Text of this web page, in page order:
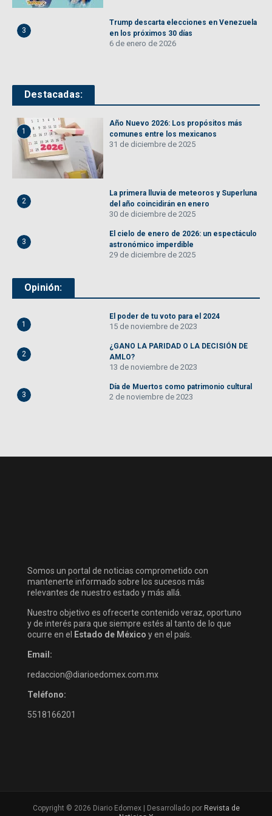
3
Trump descarta elecciones en Venezuela
en los próximos 30 días
6 de enero de 2026
Destacadas:
1
Año Nuevo 2026: Los propósitos más
comunes entre los mexicanos
31 de diciembre de 2025
2
La primera lluvia de meteoros y Superluna
del año coincidirán en enero
30 de diciembre de 2025
3
El cielo de enero de 2026: un espectáculo
astronómico imperdible
29 de diciembre de 2025
Opinión:
1
El poder de tu voto para el 2024
15 de noviembre de 2023
2
¿GANO LA PARIDAD O LA DECISIÓN DE
AMLO?
13 de noviembre de 2023
3
Día de Muertos como patrimonio cultural
2 de noviembre de 2023
Somos un portal de noticias comprometido con
mantenerte informado sobre los sucesos más
relevantes de nuestro estado y más allá.
Nuestro objetivo es ofrecerte contenido veraz, oportuno
y de interés para que siempre estés al tanto de lo que
ocurre en el
Estado de México y en el país.
Email:
redaccion@diarioedomex.com.mx
Teléfono:
5518166201
Copyright © 2026 Diario Edomex | Desarrollado por Revista de